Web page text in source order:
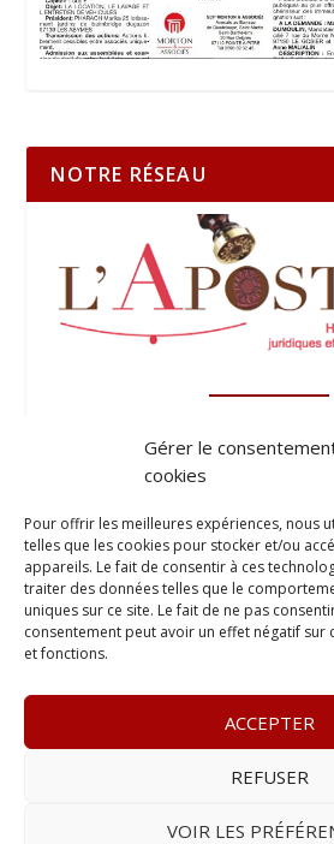
Gérer le
cookies
Pour offrir les meilleures expériences, nous
telles que les cookies pour stocker et/ou
appareils. Le fait de consentir à ces
traiter des données telles que le
uniques sur ce site. Le fait de ne pas
consentement peut avoir un effet négatif sur
et fonctions.
ACCEPTER
REFUSER
VOIR LES
NOTRE RÉSEAU
– www.lelegis.fr –
– E-mail :